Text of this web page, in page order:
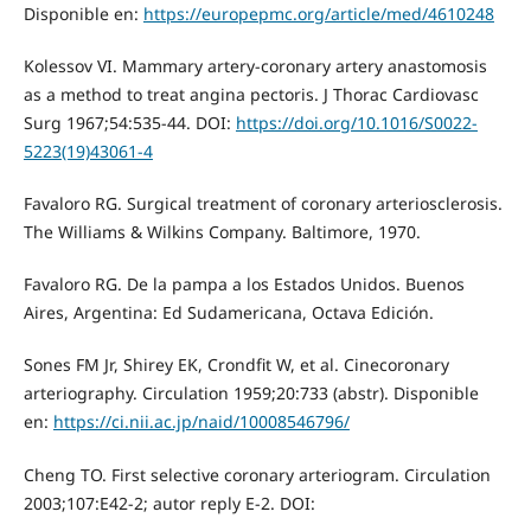
Disponible en: https://europepmc.org/article/med/4610248
Kolessov VI. Mammary artery-coronary artery anastomosis
as a method to treat angina pectoris. J Thorac Cardiovasc
Surg 1967;54:535-44. DOI: https://doi.org/10.1016/S0022-
5223(19)43061-4
Favaloro RG. Surgical treatment of coronary arteriosclerosis.
The Williams & Wilkins Company. Baltimore, 1970.
Favaloro RG. De la pampa a los Estados Unidos. Buenos
Aires, Argentina: Ed Sudamericana, Octava Edición.
Sones FM Jr, Shirey EK, Crondfit W, et al. Cinecoronary
arteriography. Circulation 1959;20:733 (abstr). Disponible
en: https://ci.nii.ac.jp/naid/10008546796/
Cheng TO. First selective coronary arteriogram. Circulation
2003;107:E42-2; autor reply E-2. DOI: